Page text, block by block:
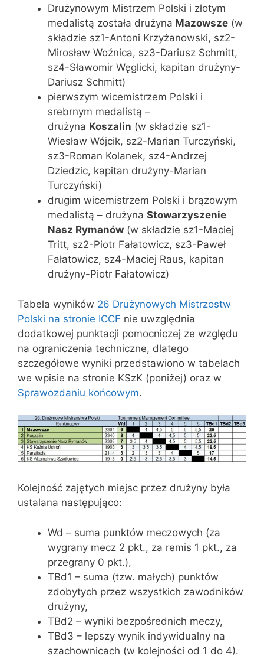
Drużynowym Mistrzem Polski i złotym
medalistą została drużyna Mazowsze (w
składzie sz1-Antoni Krzyżanowski, sz2-
Mirosław Woźnica, sz3-Dariusz Schmitt,
sz4-Sławomir Węglicki, kapitan drużyny-
Dariusz Schmitt)
pierwszym wicemistrzem Polski i
srebrnym medalistą –
drużyna Koszalin (w składzie sz1-
Wiesław Wójcik, sz2-Marian Turczyński,
sz3-Roman Kolanek, sz4-Andrzej
Dziedzic, kapitan drużyny-Marian
Turczyński)
drugim wicemistrzem Polski i brązowym
medalistą – drużyna Stowarzyszenie
Nasz Rymanów (w składzie sz1-Maciej
Tritt, sz2-Piotr Fałatowicz, sz3-Paweł
Fałatowicz, sz4-Maciej Raus, kapitan
drużyny-Piotr Fałatowicz)
Tabela wyników 26 Drużynowych Mistrzostw
Polski na stronie ICCF nie uwzględnia
dodatkowej punktacji pomocniczej ze względu
na ograniczenia techniczne, dlatego
szczegółowe wyniki przedstawiono w tabelach
we wpisie na stronie KSzK (poniżej) oraz w
Sprawozdaniu końcowym.
Kolejność zajętych miejsc przez drużyny była
ustalana następująco:
Wd – suma punktów meczowych (za
wygrany mecz 2 pkt., za remis 1 pkt., za
przegrany 0 pkt.),
TBd1 – suma (tzw. małych) punktów
zdobytych przez wszystkich zawodników
drużyny,
TBd2 – wyniki bezpośrednich meczy,
TBd3 – lepszy wynik indywidualny na
szachownicach (w kolejności od 1 do 4).